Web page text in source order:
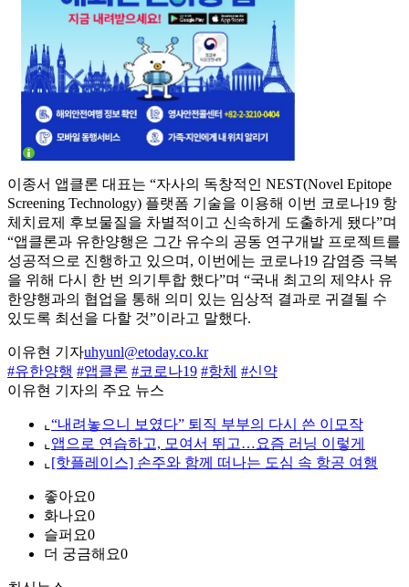
이종서 앱클론 대표는 “자사의 독창적인 NEST(Novel Epitope
Screening Technology) 플랫폼 기술을 이용해 이번 코로나19 항
체치료제 후보물질을 차별적이고 신속하게 도출하게 됐다”며
“앱클론과 유한양행은 그간 유수의 공동 연구개발 프로젝트를
성공적으로 진행하고 있으며, 이번에는 코로나19 감염증 극복
을 위해 다시 한 번 의기투합 했다”며 “국내 최고의 제약사 유
한양행과의 협업을 통해 의미 있는 임상적 결과로 귀결될 수
있도록 최선을 다할 것”이라고 말했다.
이유현 기자uhyunl@etoday.co.kr
#유한양행 #앱클론 #코로나19 #항체 #신약
이유현 기자의 주요 뉴스
⌞ “내려놓으니 보였다” 퇴직 부부의 다시 쓴 이모작
⌞ 앱으로 연습하고, 모여서 뛰고…요즘 러닝 이렇게
⌞ [핫플레이스] 손주와 함께 떠나는 도심 속 항공 여행
좋아요0
화나요0
슬퍼요0
더 궁금해요0